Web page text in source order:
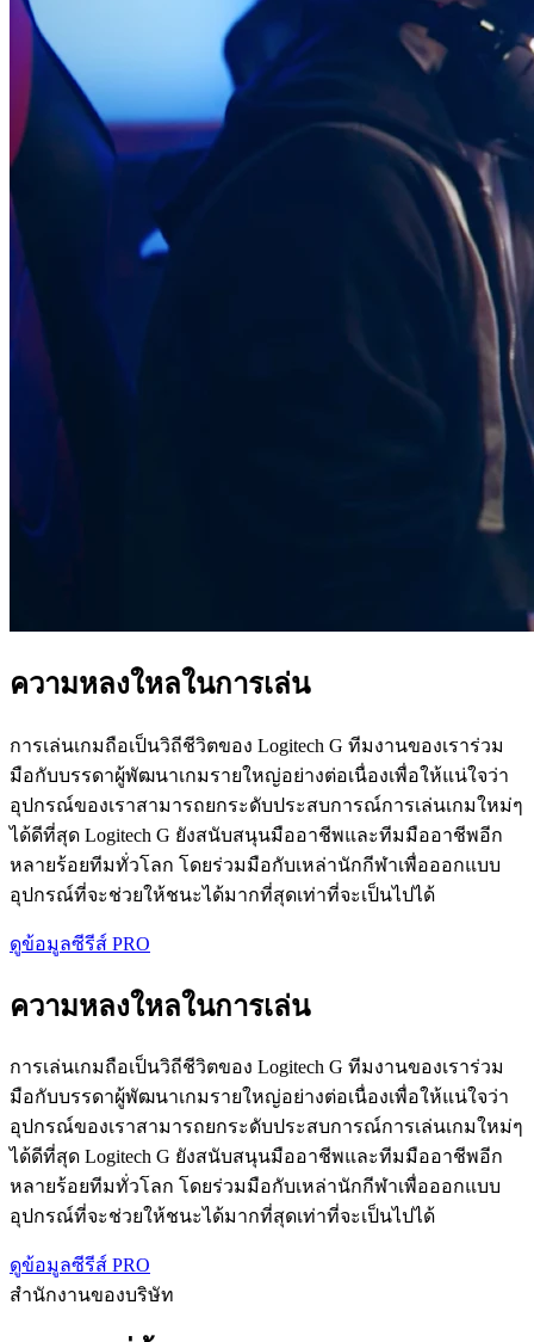
ความหลงใหลในการเล่น
การเล่นเกมถือเป็นวิถีชีวิตของ Logitech G ทีมงานของเราร่วม
มือกับบรรดาผู้พัฒนาเกมรายใหญ่อย่างต่อเนื่องเพื่อให้แน่ใจว่า
อุปกรณ์ของเราสามารถยกระดับประสบการณ์การเล่นเกมใหม่ๆ
ได้ดีที่สุด Logitech G ยังสนับสนุนมืออาชีพและทีมมืออาชีพอีก
หลายร้อยทีมทั่วโลก โดยร่วมมือกับเหล่านักกีฬาเพื่อออกแบบ
อุปกรณ์ที่จะช่วยให้ชนะได้มากที่สุดเท่าที่จะเป็นไปได้
ดูข้อมูลซีรีส์ PRO
ความหลงใหลในการเล่น
การเล่นเกมถือเป็นวิถีชีวิตของ Logitech G ทีมงานของเราร่วม
มือกับบรรดาผู้พัฒนาเกมรายใหญ่อย่างต่อเนื่องเพื่อให้แน่ใจว่า
อุปกรณ์ของเราสามารถยกระดับประสบการณ์การเล่นเกมใหม่ๆ
ได้ดีที่สุด Logitech G ยังสนับสนุนมืออาชีพและทีมมืออาชีพอีก
หลายร้อยทีมทั่วโลก โดยร่วมมือกับเหล่านักกีฬาเพื่อออกแบบ
อุปกรณ์ที่จะช่วยให้ชนะได้มากที่สุดเท่าที่จะเป็นไปได้
ดูข้อมูลซีรีส์ PRO
สำนักงานของบริษัท